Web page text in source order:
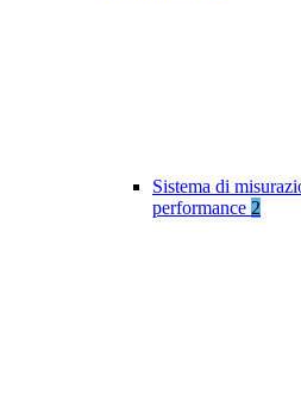
Sistema di
performance 2